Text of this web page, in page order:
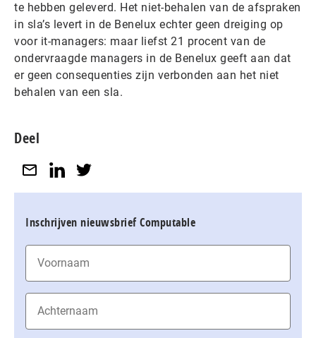
te hebben geleverd. Het niet-behalen van de afspraken
in sla’s levert in de Benelux echter geen dreiging op
voor it-managers: maar liefst 21 procent van de
ondervraagde managers in de Benelux geeft aan dat
er geen consequenties zijn verbonden aan het niet
behalen van een sla.
Deel
Inschrijven nieuwsbrief Computable